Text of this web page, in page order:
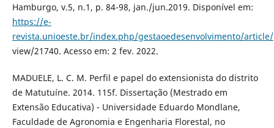
Hamburgo, v.5, n.1, p. 84-98, jan./jun.2019. Disponível em:
https://e-
revista.unioeste.br/index.php/gestaoedesenvolvimento/article/
view/21740. Acesso em: 2 fev. 2022.
MADUELE, L. C. M. Perfil e papel do extensionista do distrito
de Matutuíne. 2014. 115f. Dissertação (Mestrado em
Extensão Educativa) - Universidade Eduardo Mondlane,
Faculdade de Agronomia e Engenharia Florestal, no